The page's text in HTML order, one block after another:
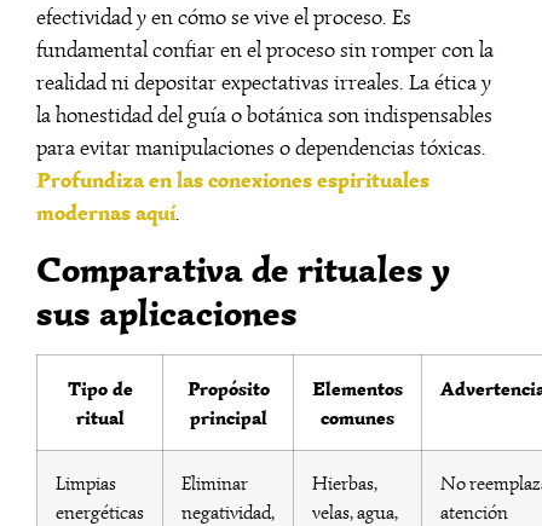
efectividad y en cómo se vive el proceso. Es
fundamental confiar en el proceso sin romper con la
realidad ni depositar expectativas irreales. La ética y
la honestidad del guía o botánica son indispensables
para evitar manipulaciones o dependencias tóxicas.
Profundiza en las conexiones espirituales
modernas aquí.
Comparativa de rituales y
sus aplicaciones
Tipo de
ritual
Propósito
principal
Elementos
comunes
Limpias
energéticas
Eliminar
negatividad,
Hierbas,
velas, agua,
No
atención